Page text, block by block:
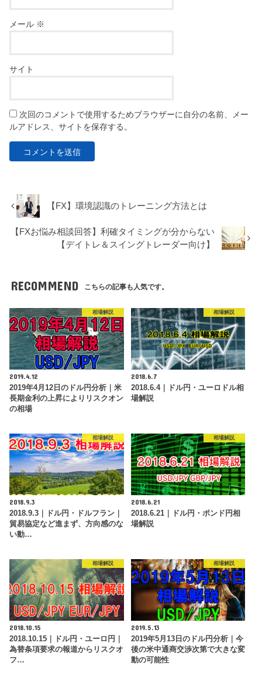
メール ※
サイト
次回のコメントで使用するためブラウザーに自分の名前、メー
ルアドレス、サイトを保存する。
【FX】環境認識のトレーニング方法とは
【FXお悩み相談回答】利確タイミングが分からない
【デイトレ＆スイングトレーダー向け】
RECOMMEND こちらの記事も人気です。
相場解説
2019.4.12
2019年4月12日のドル円分析｜米
長期金利の上昇によりリスクオン
の相場
相場解説
2018.6.7
2018.6.4｜ドル円・ユーロドル相
場解説
相場解説
2018.9.3
2018.9.3｜ドル円・ドルフラン｜
貿易協定など進まず、方向感のな
い動…
相場解説
2018.6.21
2018.6.21｜ドル円・ポンド円相
場解説
相場解説
2018.10.15
2018.10.15｜ドル円・ユーロ円｜
為替条項要求の報道からリスクオ
フ…
相場解説
2019.5.13
2019年5月13日のドル円分析｜今
後の米中通商交渉次第で大きな変
動の可能性